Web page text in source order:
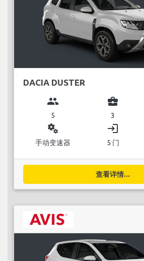
DACIA DUSTER
group
5
business_center
3
miscellaneous_services
手动变速器
login
5 门
查看详情...